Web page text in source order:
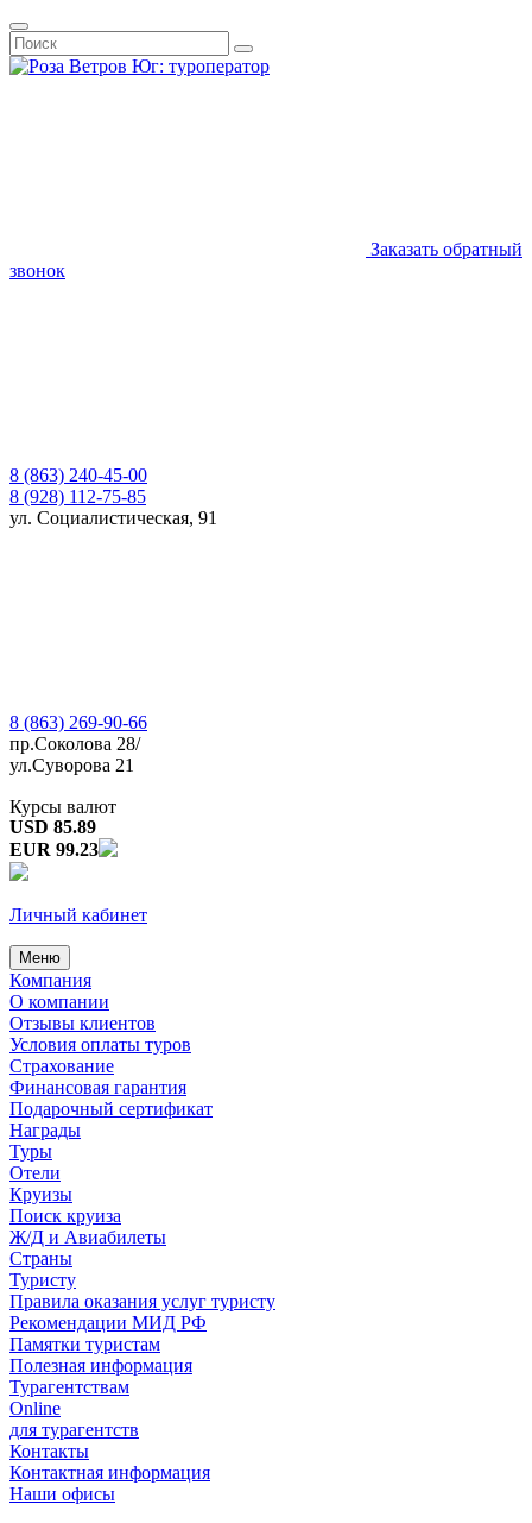
Заказать обратный
звонок
8 (863) 240-45-00
8 (928) 112-75-85
ул. Социалистическая, 91
8 (863) 269-90-66
пр.Соколова 28/
ул.Суворова 21
Курсы валют
USD 85.89
EUR 99.23
Личный кабинет
Меню
Компания
О компании
Отзывы клиентов
Условия оплаты туров
Страхование
Финансовая гарантия
Подарочный сертификат
Награды
Туры
Отели
Круизы
Поиск круиза
Ж/Д и Авиабилеты
Страны
Туристу
Правила оказания услуг туристу
Рекомендации МИД РФ
Памятки туристам
Полезная информация
Турагентствам
Online
для турагентств
Контакты
Контактная информация
Наши офисы